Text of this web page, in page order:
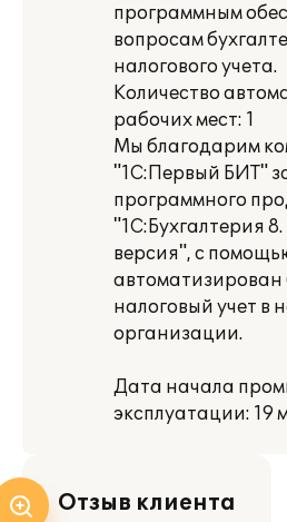
программным
вопросам
налогового учета.
Количество
рабочих мест: 1
Мы благодарим
"1С:Первый БИТ"
программного
"1С:Бухгалтерия
версия", с
автоматизирован
налоговый учет в
организации.
Дата начала
эксплуатации: 19
Отзыв клиента